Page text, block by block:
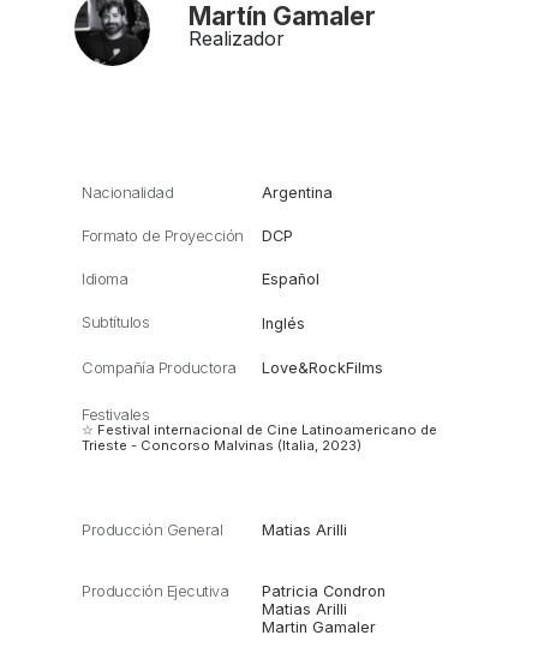
Martín Gamaler
Realizador
Nacionalidad Argentina
Formato de Proyección DCP
Idioma Español
Subtítulos Inglés
Compañía Productora Love&RockFilms
Festivales
☆ Festival internacional de Cine Latinoamericano de
Trieste - Concorso Malvinas (Italia, 2023)
Producción General Matias Arilli
Producción Ejecutiva
Patricia Condron
Matias Arilli
Martin Gamaler